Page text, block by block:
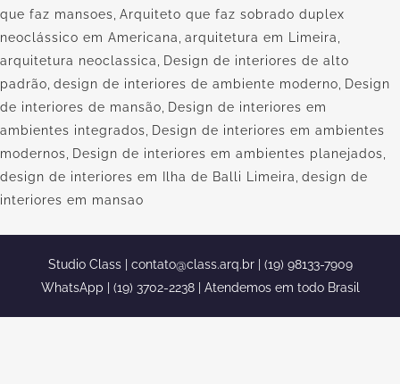
que faz mansoes Arquiteto que faz sobrado duplex
neoclássico em Americana arquitetura em Limeira
arquitetura neoclassica
Design de interiores de alto
padrão design de interiores de ambiente moderno
Design
de interiores de mansão
Design de interiores em
ambientes integrados
Design de interiores em ambientes
modernos
Design de interiores em ambientes planejados
design de interiores em Ilha de Balli Limeira design de
interiores em mansao
Studio Class | contato@class.arq.br| (19) 98133-7909
WhatsApp | (19) 3702-2238 | Atendemos em todo Brasil